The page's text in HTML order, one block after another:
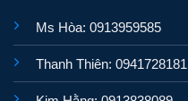
Ms Hòa: 0913959585
Thanh Thiên: 0941728181